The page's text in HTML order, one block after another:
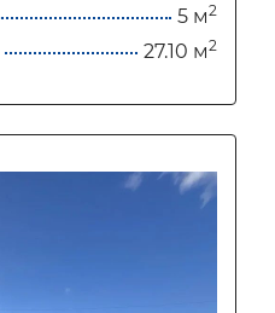
5 м2
27.10 м2